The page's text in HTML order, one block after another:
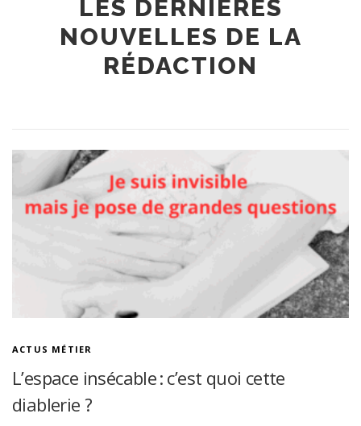
LES DERNIÈRES
NOUVELLES DE LA
RÉDACTION
ACTUS MÉTIER
L’espace insécable : c’est quoi cette
diablerie ?